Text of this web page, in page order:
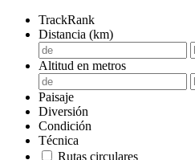
TrackRank
Distancia (km)
Altitud en metros
Paisaje
Diversión
Condición
Técnica
Rutas circulares